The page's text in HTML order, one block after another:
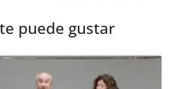
puede gustar